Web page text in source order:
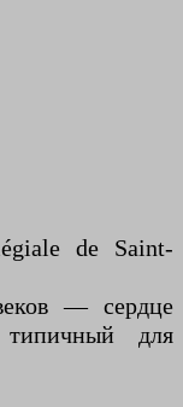
de Saint-
— сердце
для